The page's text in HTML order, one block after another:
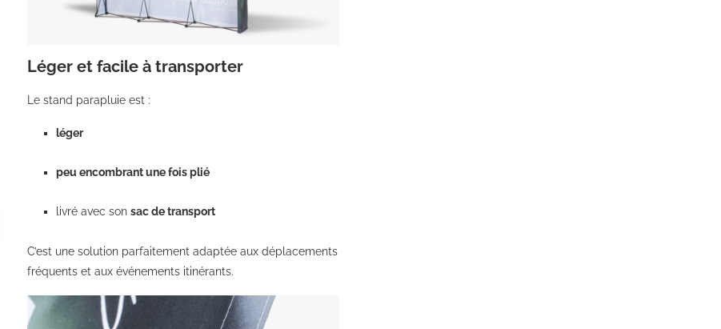
Léger et facile à transporter
Le stand parapluie est :
léger
peu encombrant une fois plié
livré avec son sac de transport
C’est une solution parfaitement adaptée aux déplacements
fréquents et aux événements itinérants.